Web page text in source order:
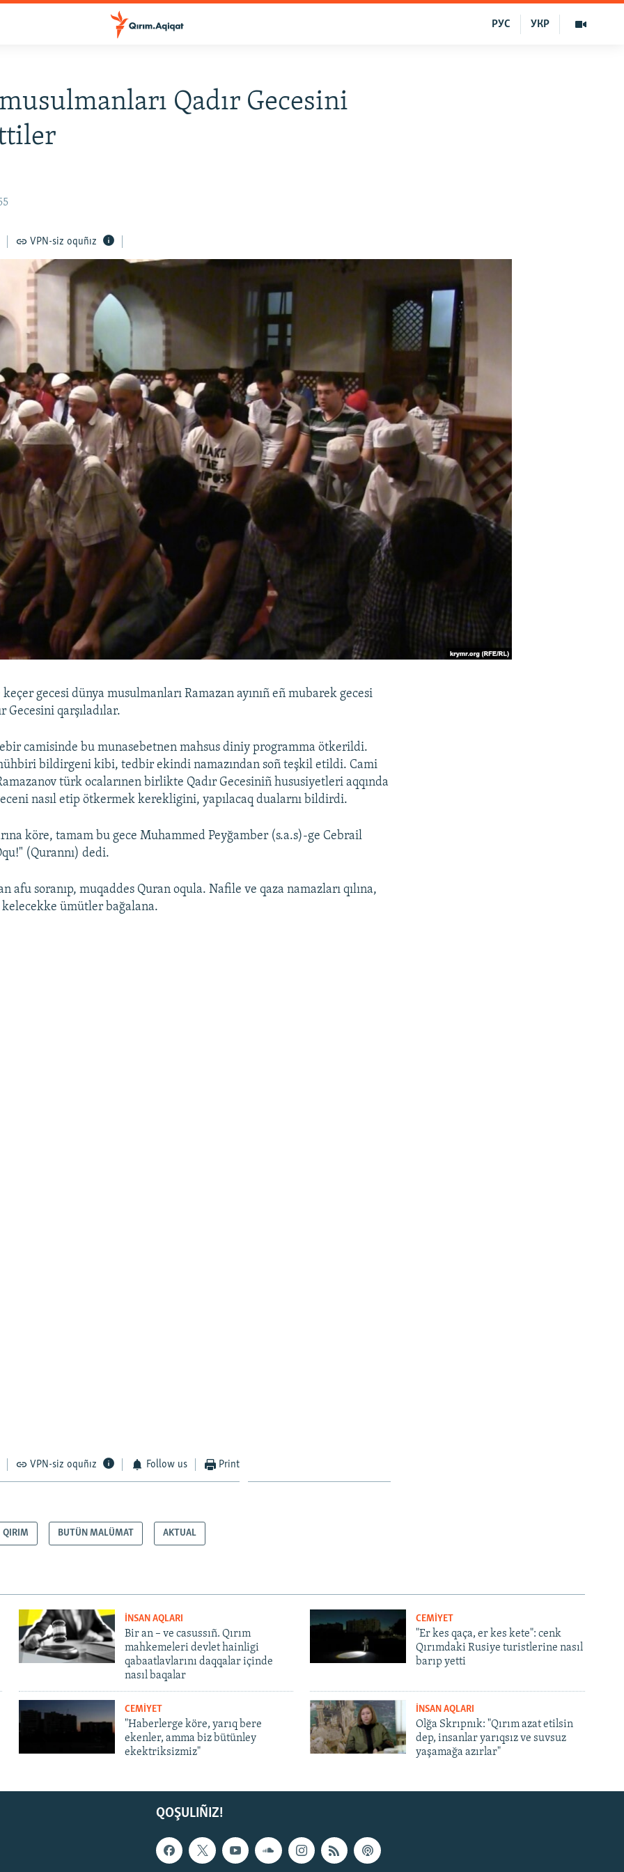
УКР
РУС
Qadır Gecesini
VPN-siz oquñız
gecesi dünya musulmanları Ramazan ayınıñ eñ mubarek gecesi
Gecesini qarşıladılar.
camisinde bu munasebetnen mahsus diniy programma ötkerildi.
bildirgeni kibi, tedbir ekindi namazından soñ teşkil etildi. Cami
türk ocalarınen birlikte Qadır Gecesiniñ hususiyetleri aqqında
nasıl etip ötkermek kerekligini, yapılacaq dualarnı bildirdi.
köre, tamam bu gece Muhammed Peyğamber (s.a.s)-ge Cebrail
(Qurannı) dedi.
afu soranıp, muqaddes Quran oqula. Nafile ve qaza namazları qılına,
ümütler bağalana.
VPN-siz oquñız Follow us Print
QIRIM BUTÜN MALÜMAT AKTUAL
İNSAN AQLARI
Bir an – ve casussıñ. Qırım
mahkemeleri devlet hainligi
qabaatlavlarını daqqalar içinde
nasıl baqalar
CEMİYET
"Er kes qaça, er kes kete": cenk
Qırımdaki Rusiye turistlerine nasıl
barıp yetti
CEMİYET
"Haberlerge köre, yarıq bere
ekenler, amma biz bütünley
ekektriksizmiz"
İNSAN AQLARI
Olğa Skrıpnık: "Qırım azat etilsin
dep, insanlar yarıqsız ve suvsuz
yaşamağa azırlar"
QOŞULIÑIZ!